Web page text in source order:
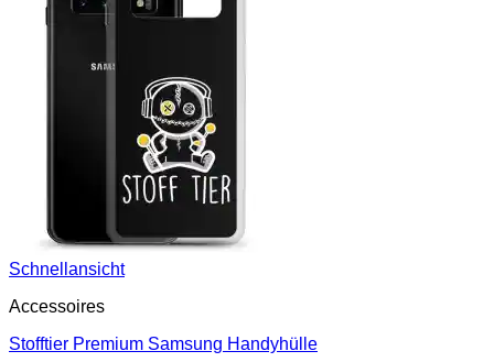
Schnellansicht
Accessoires
Stofftier Premium Samsung Handyhülle